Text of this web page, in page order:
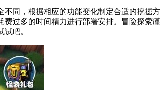
同，根据相应的功能变化制定合适的挖掘方
过多的时间精力进行部署安排。冒险探索谨
吧。